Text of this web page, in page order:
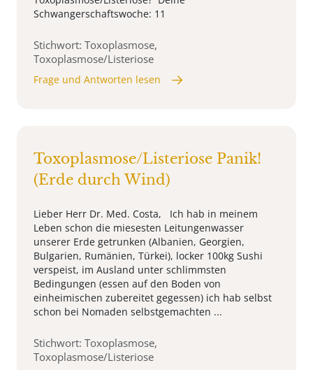
Schwangerschaftswoche: 11
Stichwort: Toxoplasmose,
Toxoplasmose/Listeriose
Frage und Antworten lesen
Toxoplasmose/Listeriose Panik!
(Erde durch Wind)
Lieber Herr Dr. Med. Costa, Ich hab in meinem
Leben schon die miesesten Leitungenwasser
unserer Erde getrunken (Albanien, Georgien,
Bulgarien, Rumänien, Türkei), locker 100kg Sushi
verspeist, im Ausland unter schlimmsten
Bedingungen (essen auf den Boden von
einheimischen zubereitet gegessen) ich hab selbst
schon bei Nomaden selbstgemachten ...
Stichwort: Toxoplasmose,
Toxoplasmose/Listeriose